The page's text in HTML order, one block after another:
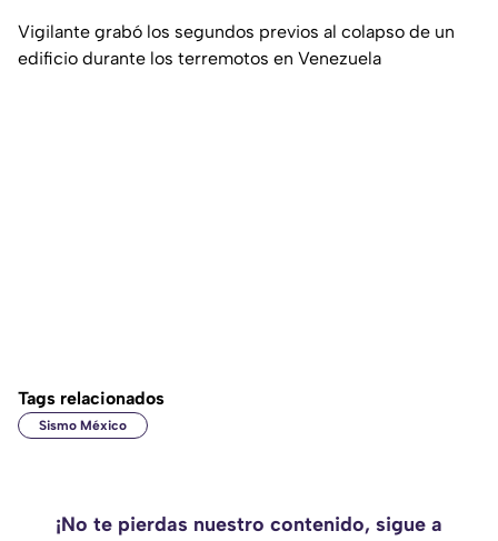
Vigilante grabó los segundos previos al colapso de un
edificio durante los terremotos en Venezuela
Tags relacionados
Sismo México
¡No te pierdas nuestro contenido, sigue a